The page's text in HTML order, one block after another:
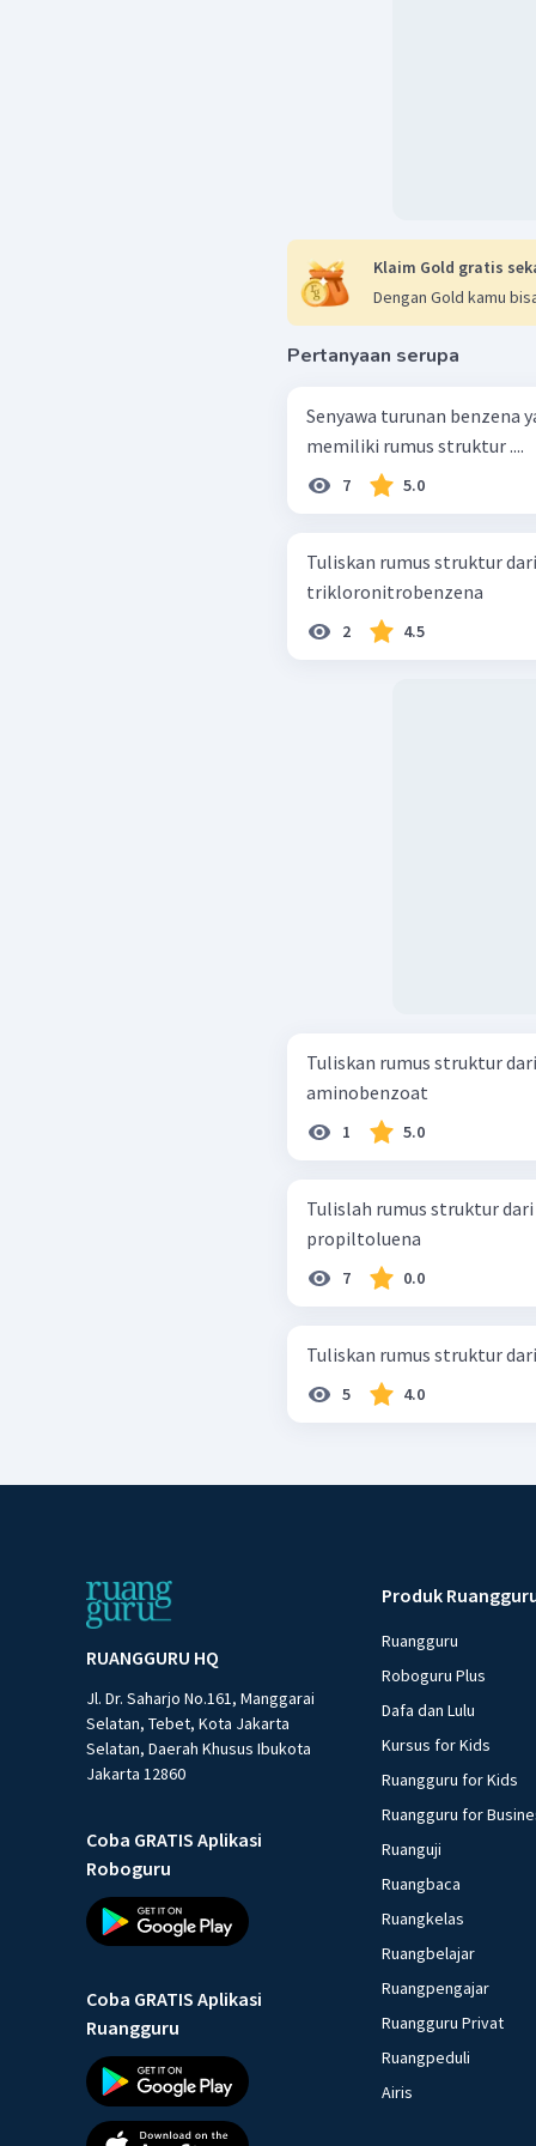
Klaim Gold gratis
Dengan Gold kamu
Pertanyaan serupa
Senyawa turunan benzena
memiliki rumus struktur ....
7 5.0
Tuliskan rumus struktur dari
trikloronitrobenzena
2 4.5
Tuliskan rumus struktur dari
aminobenzoat
1 5.0
Tulislah rumus struktur dari
propiltoluena
7 0.0
Tuliskan rumus struktur
5 4.0
RUANGGURU HQ
Jl. Dr. Saharjo No.161, Manggarai
Selatan, Tebet, Kota Jakarta
Selatan, Daerah Khusus Ibukota
Jakarta 12860
Coba GRATIS Aplikasi
Roboguru
Coba GRATIS Aplikasi
Ruangguru
Produk
Ruangguru
Roboguru Plus
Dafa dan Lulu
Kursus for Kids
Ruangguru for Kids
Ruangguru for
Ruanguji
Ruangbaca
Ruangkelas
Ruangbelajar
Ruangpengajar
Ruangguru Privat
Ruangpeduli
Airis